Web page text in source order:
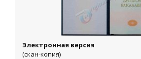
Электронная версия
(скан-копия)